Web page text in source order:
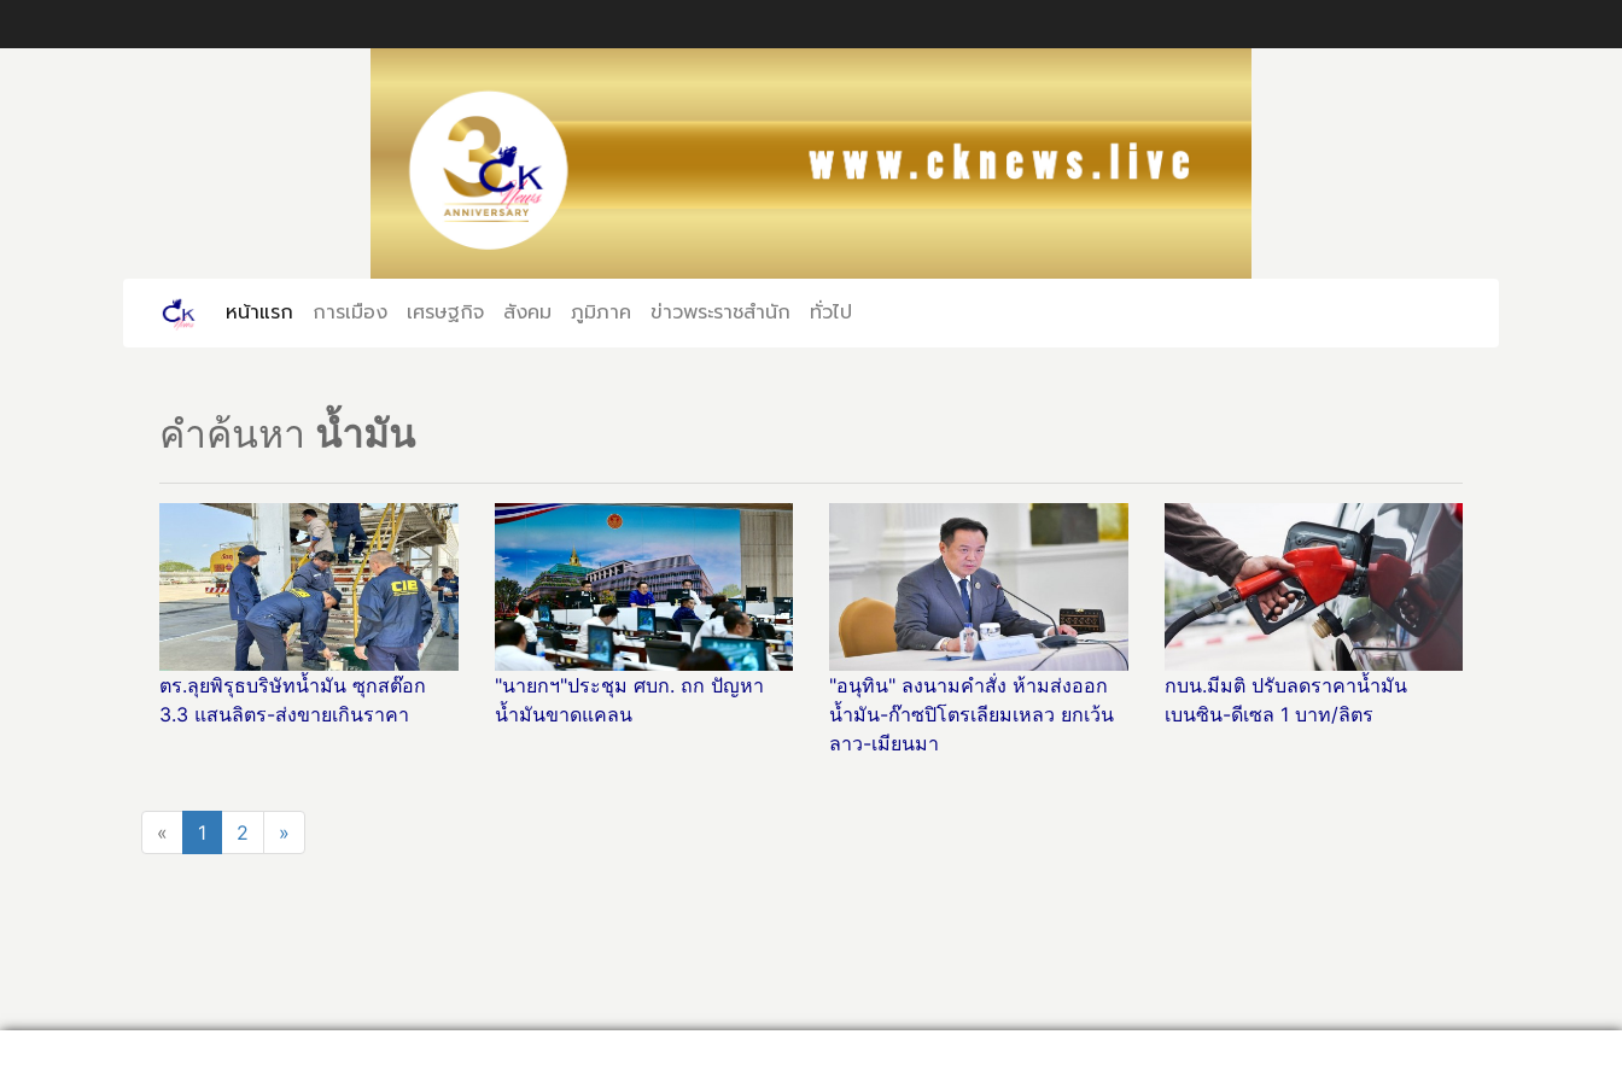
หน้าแรก (current)
การเมือง เศรษฐกิจ สังคม ภูมิภาค ข่าวพระราชสำนัก ทั่วไป
คำค้นหา น้ำมัน
ตร.ลุยพิรุธบริษัทน้ำมัน ซุกสต๊อก
3.3 แสนลิตร-ส่งขายเกินราคา
"นายกฯ"ประชุม ศบก. ถก ปัญหา
น้ำมันขาดแคลน
"อนุทิน" ลงนามคำสั่ง ห้ามส่งออก
น้ำมัน-ก๊าซปิโตรเลียมเหลว ยกเว้น
ลาว-เมียนมา
กบน.มีมติ ปรับลดราคาน้ำมัน
เบนซิน-ดีเซล 1 บาท/ลิตร
« 1 2 »